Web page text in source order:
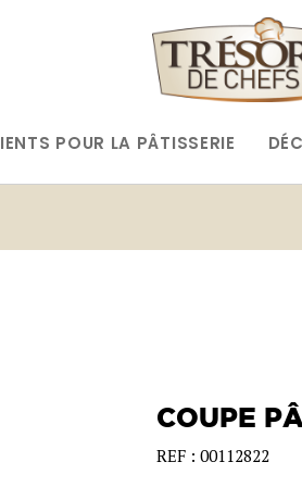
POUR LA PÂTISSERIE
COUPE
REF : 00112822